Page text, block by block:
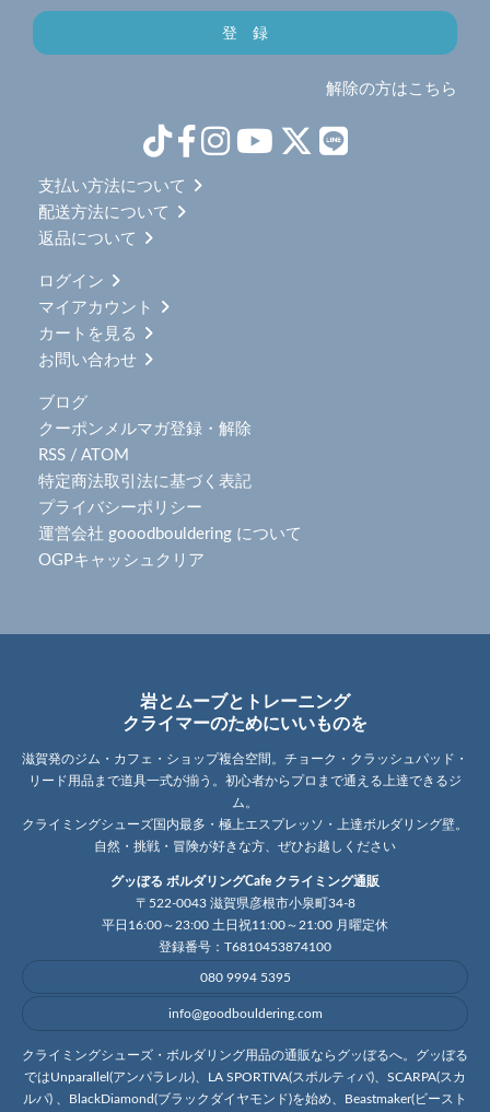
解除の方はこちら
支払い方法について
配送方法について
返品について
ログイン
マイアカウント
カートを見る
お問い合わせ
ブログ
クーポンメルマガ登録・解除
RSS / ATOM
特定商法取引法に基づく表記
プライバシーポリシー
運営会社 gooodbouldering について
OGPキャッシュクリア
岩とムーブとトレーニング
クライマーのためにいいものを
滋賀発のジム・カフェ・ショップ複合空間。チョーク・クラッシュパッド・
リード用品まで道具一式が揃う。初心者からプロまで通える上達できるジ
ム。
クライミングシューズ国内最多・極上エスプレッソ・上達ボルダリング壁。
自然・挑戦・冒険が好きな方、ぜひお越しください
グッぼる ボルダリングCafe クライミング通販
〒522-0043 滋賀県彦根市小泉町34-8
平日16:00～23:00 土日祝11:00～21:00 月曜定休
登録番号：T6810453874100
080 9994 5395
info@goodbouldering.com
クライミングシューズ・ボルダリング用品の通販ならグッぼるへ。グッぼる
ではUnparallel(アンパラレル)、LA SPORTIVA(スポルティバ)、SCARPA(スカ
ルパ) 、BlackDiamond(ブラックダイヤモンド)を始め、Beastmaker(ビースト